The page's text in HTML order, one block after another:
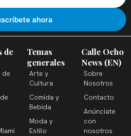
de
de
Temas
generales
Arte y
Cultura
Comida y
Bebida
Moda y
Estilo
Calle Ocho
News (EN)
Sobre
Nosotros
Contacto
Anúnciate
con
nosotros